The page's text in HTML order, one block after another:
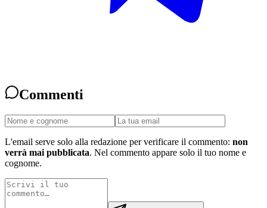
Commenti
L'email serve solo alla redazione per verificare il commento: non
verrà mai pubblicata. Nel commento appare solo il tuo nome e
cognome.